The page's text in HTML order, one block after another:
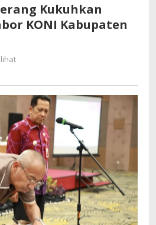
Kukuhkan
KONI Kabupaten